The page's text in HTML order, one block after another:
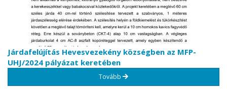
Járdafelújítás Hevesvezekény községben az MFP-
UHJ/2024 pályázat keretében
Tovább